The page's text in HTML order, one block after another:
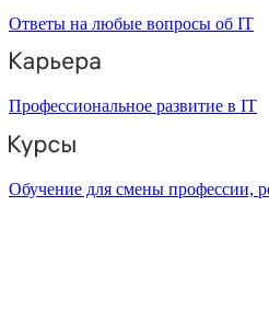
Ответы на любые вопросы об IT
Профессиональное развитие в IT
Обучение для смены профессии,